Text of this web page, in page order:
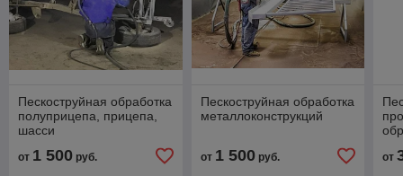
Пескоструйная обработка
полуприцепа, прицепа,
шасси
от 1 500 руб.
Пескоструйная обработка
металлоконструкций
от 1 500руб. от